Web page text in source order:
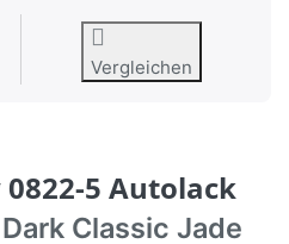
Vergleichen
5 Autolack
Classic Jade